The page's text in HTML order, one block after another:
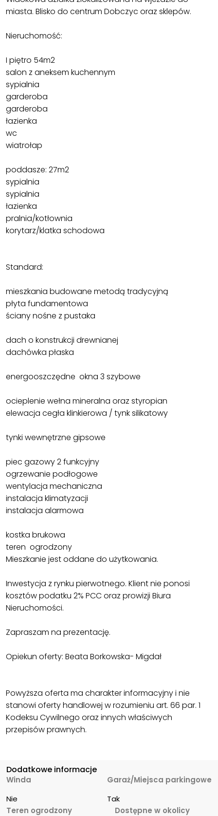
miasta. Blisko do centrum Dobczyc oraz sklepów.
Nieruchomość:
I piętro 54m2
salon z aneksem kuchennym
sypialnia
garderoba
garderoba
łazienka
wc
wiatrołap
poddasze: 27m2
sypialnia
sypialnia
łazienka
pralnia/kotłownia
korytarz/klatka schodowa
Standard:
mieszkania budowane metodą tradycyjną
płyta fundamentowa
ściany nośne z pustaka
dach o konstrukcji drewnianej
dachówka płaska
energooszczędne okna 3 szybowe
ocieplenie wełna mineralna oraz styropian
elewacja cegła klinkierowa / tynk silikatowy
tynki wewnętrzne gipsowe
piec gazowy 2 funkcyjny
ogrzewanie podłogowe
wentylacja mechaniczna
instalacja klimatyzacji
instalacja alarmowa
kostka brukowa
teren ogrodzony
Mieszkanie jest oddane do użytkowania.
Inwestycja z rynku pierwotnego. Klient nie ponosi
kosztów podatku 2% PCC oraz prowizji Biura
Nieruchomości.
Zapraszam na prezentację.
Opiekun oferty: Beata Borkowska- Migdał
Powyższa oferta ma charakter informacyjny i nie
stanowi oferty handlowej w rozumieniu art. 66 par. 1
Kodeksu Cywilnego oraz innych właściwych
przepisów prawnych.
Dodatkowe informacje
Winda
Nie
Garaż/Miejsca parkingowe
Tak
Teren ogrodzony
Dostępne w okolicy